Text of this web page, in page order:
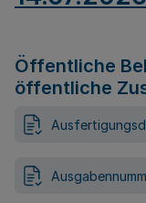
Öffentliche
öffentliche